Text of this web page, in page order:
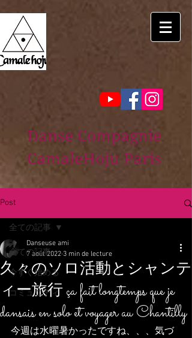
Danse Compagnie
CamaleHoju Paris
Post
全ての記事
今すぐ始める
コミュニティ
全ての記事
久々のソロ活動とシャンテ
ィー旅行 ça fait longtemps que je
dansais en solo et voyager au Chantilly
Danseuse ami
7 août 2022 3 min de lecture
今週は水曜暑かったですね、、、気づ